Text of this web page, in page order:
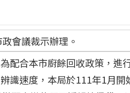
會議裁示辦理。
配合本市廚餘回收政策，進
識速度，本局於111年1月